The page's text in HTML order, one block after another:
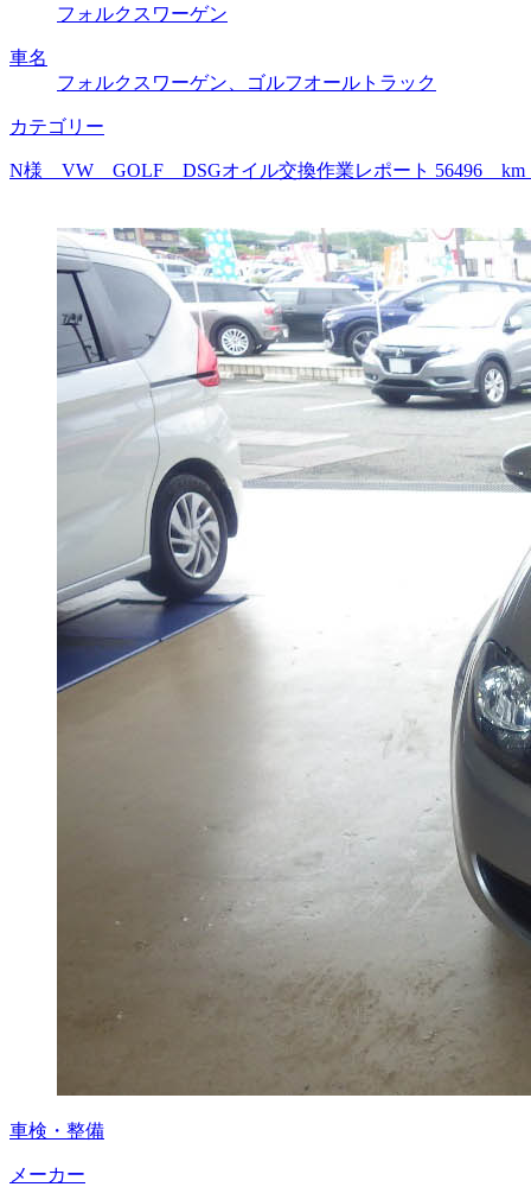
フォルクスワーゲン
車名
フォルクスワーゲン、ゴルフオールトラック
カテゴリー
N様 VW GOLF DSGオイル交換作業レポート 56496 km
車検・整備
メーカー